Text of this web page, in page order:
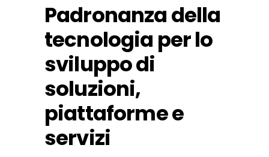
Padronanza della
tecnologia per lo
sviluppo di
soluzioni,
piattaforme e
servizi